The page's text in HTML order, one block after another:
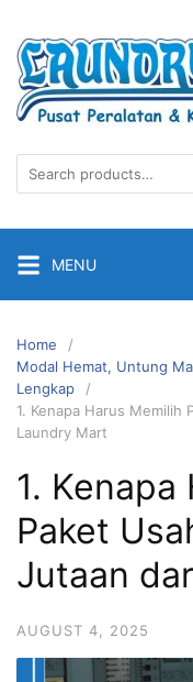
content
Search
for:
MENU
Home
Modal Hemat, Untung
Lengkap
1. Kenapa Harus Memilih
Laundry Mart
1.
Paket
Jutaan
AUGUST 4, 2025